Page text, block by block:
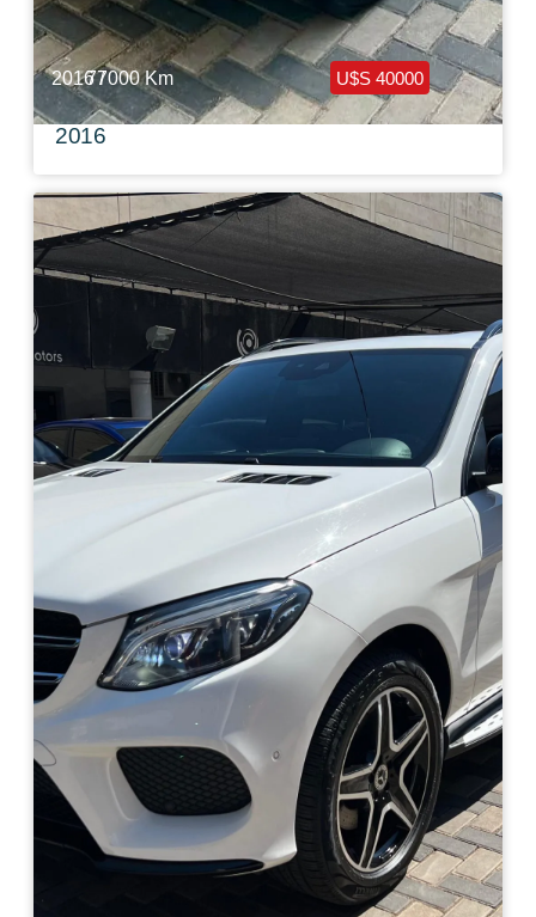
2016 /77000 Km U$S 40000
Mercedes Benz GLE 350 4M Look AMG
2016
Haz clic aquí